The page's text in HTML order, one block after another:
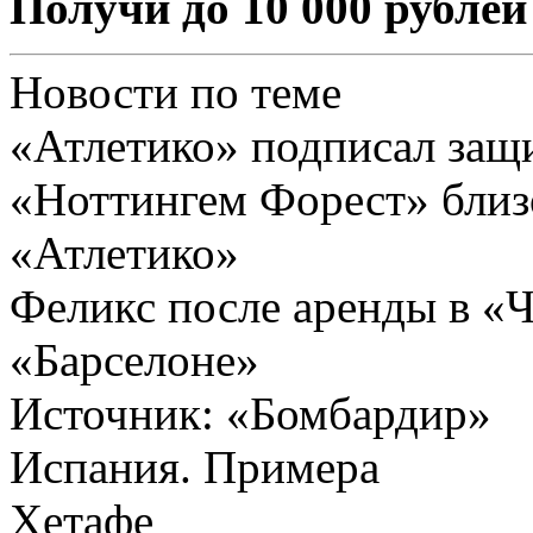
Новости по теме
«Атлетико» подписал
«Ноттингем Форест»
«Атлетико»
Феликс после аренды в
«Барселоне»
Источник: «Бомбардир»
Испания. Примера
Хетафе